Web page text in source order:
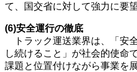
て、国交省に対して強力に要
(6)安全運行の徹底
トラック運送業界は、「安
し続けること」が社会的使命
課題と位置付けながら事業を